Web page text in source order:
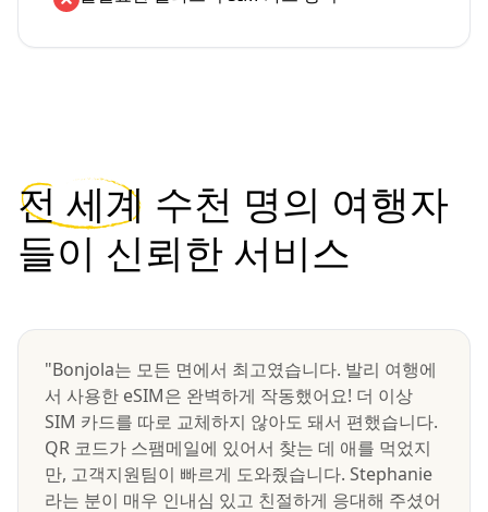
전 세계 수천 명의 여행자
들이 신뢰한 서비스
"Bonjola는 모든 면에서 최고였습니다. 발리 여행에
서 사용한 eSIM은 완벽하게 작동했어요! 더 이상
SIM 카드를 따로 교체하지 않아도 돼서 편했습니다.
QR 코드가 스팸메일에 있어서 찾는 데 애를 먹었지
만, 고객지원팀이 빠르게 도와줬습니다. Stephanie
라는 분이 매우 인내심 있고 친절하게 응대해 주셨어